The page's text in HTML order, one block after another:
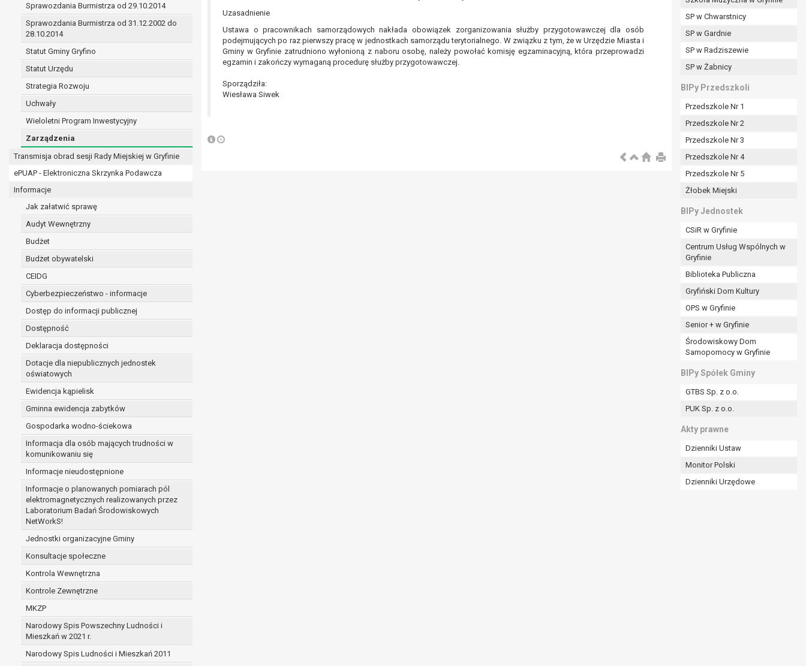
Sprawozdania Burmistrza od 29.10.2014
Sprawozdania Burmistrza od 31.12.2002 do
28.10.2014
Statut Gminy Gryfino
Statut Urzędu
Strategia Rozwoju
Uchwały
Wieloletni Program Inwestycyjny
Zarządzenia
Transmisja obrad sesji Rady Miejskiej w Gryfinie
ePUAP - Elektroniczna Skrzynka Podawcza
Informacje
Jak załatwić sprawę
Audyt Wewnętrzny
Budżet
Budżet obywatelski
CEIDG
Cyberbezpieczeństwo - informacje
Dostęp do informacji publicznej
Dostępność
Deklaracja dostępności
Dotacje dla niepublicznych jednostek
oświatowych
Ewidencja kąpielisk
Gminna ewidencja zabytków
Gospodarka wodno-ściekowa
Informacja dla osób mających trudności w
komunikowaniu się
Informacje nieudostępnione
Informacje o planowanych pomiarach pól
elektromagnetycznych realizowanych przez
Laboratorium Badań Środowiskowych
NetWorkS!
Jednostki organizacyjne Gminy
Konsultacje społeczne
Kontrola Wewnętrzna
Kontrole Zewnętrzne
MKZP
Narodowy Spis Powszechny Ludności i
Mieszkań w 2021 r.
Narodowy Spis Ludności i Mieszkań 2011
Uzasadnienie
Ustawa o pracownikach samorządowych nakłada obowiązek zorganizowania służby przygotowawczej dla osób
podejmujących po raz pierwszy pracę w jednostkach samorządu terytorialnego. W związku z tym, że w Urzędzie Miasta i
Gminy w Gryfinie zatrudniono wyłonioną z naboru osobę, należy powołać komisję egzaminacyjną, która przeprowadzi
egzamin i zakończy wymaganą procedurę służby przygotowawczej.
Sporządziła:
Wiesława Siwek
SP w Chwarstnicy
SP w Gardnie
SP w Radziszewie
SP w Żabnicy
BIPy Przedszkoli
Przedszkole Nr 1
Przedszkole Nr 2
Przedszkole Nr 3
Przedszkole Nr 4
Przedszkole Nr 5
Żłobek Miejski
BIPy Jednostek
CSiR w Gryfinie
Centrum Usług Wspólnych w
Gryfinie
Biblioteka Publiczna
Gryfiński Dom Kultury
OPS w Gryfinie
Senior + w Gryfinie
Środowiskowy Dom
Samopomocy w Gryfinie
BIPy Spółek Gminy
GTBS Sp. z o.o.
PUK Sp. z o.o.
Akty prawne
Dzienniki Ustaw
Monitor Polski
Dzienniki Urzędowe
prawo do żądania sprostowania danych na podstawie art. 16 RODO,
w przypadku gdy:
dane są nieprawidłowe lub niekompletne;
prawo do żądania usunięcia danych osobowych (tzw. prawo do bycia zapomnianym) na podstawie art. 17 RODO, w przypadku gdy:
dane nie są już niezbędne do celów, dla których były zebrane lub w inny sposób przetwarzane,
osoba, której dane dotyczą wycofała zgodę na przetwarzanie danych osobowych, która jest podstawą przetwarzania danych i nie ma innej podstawy prawnej
dane osobowe przetwarzane są niezgodnie z prawem,
dane osobowe muszą być usunięte w celu wywiązania się z obowiązku wynikającego z przepisów prawa;
prawo do żądania ograniczenia przetwarzania danych osobowych na podstawie art. 18 RODO, w przypadku gdy:
osoba, której dane dotyczą kwestionuje prawidłowość danych osobowych – na okres pozwalający administratorowi sprawdzić prawidłowość tych danych,
administrator nie potrzebuje już danych dla swoich celów, ale osoba, której dane dotyczą, potrzebuje ich do ustalenia, obrony lub dochodzenia roszczeń,
osoba, której dane dotyczą, wniosła sprzeciw wobec przetwarzania danych - do czasu ustalenia czy prawnie uzasadnione podstawy po stronie administratora są
prawo do przenoszenia danych na podstawie art. 20 RODO, w przypadku gdy łącznie spełnione są następujące przesłanki:
przetwarzanie danych odbywa się na podstawie umowy zawartej z osobą, której dane dotyczą lub na podstawie zgody wyrażonej przez tą osobę,
prawo sprzeciwu wobec przetwarzania danych na podstawie art. 21 RODO, wobec przetwarzania danych osobowych, którego podstawą prawną jest:
administratorowi bądź
niezbędność przetwarzania do celów wynikających z prawnie uzasadnionych interesów realizowanych przez administratora lub przez stronę trzecią.
Z przyczyn związanych z Pani/Pana szczególną sytuacją. W razie wniesienia sprzeciwu, administrator nie może już przetwarzać tych danych osobowych, chyba że wykaże
on istnienie ważnych prawnie uzasadnionych podstaw do przetwarzania, nadrzędnych wobec interesów, praw i wolności osoby, której dane dotyczą, lub podstaw do
ustalenia, dochodzenia lub obrony roszczeń.
W przypadku gdy przetwarzanie danych osobowych odbywa się na podstawie zgody osoby na przetwarzanie danych osobowych (art. 6 ust. 1 lit a RODO), przysługuje Pani/Panu
prawo do cofnięcia tej zgody w dowolnym momencie. Cofnięcie to nie ma wpływu na zgodność przetwarzania, którego dokonano na podstawie zgody przed jej cofnięciem.
Przysługuje Pani/Panu prawo wniesienia skargi do organu nadzorczego na niezgodne z prawem przetwarzanie Pani/Pana danych osobowych przez administratora.
Organem właściwym do wniesienia skargi jest Prezes Urzędu Ochrony Danych Osobowych.
W zależności od sfery, w której przetwarzane są dane osobowe, podanie danych osobowych jest dobrowolne albo jest wymogiem ustawowym lub umownym.
Pani/Pana dane nie będą poddawane zautomatyzowanemu podejmowaniu decyzji, w tym również profilowaniu.